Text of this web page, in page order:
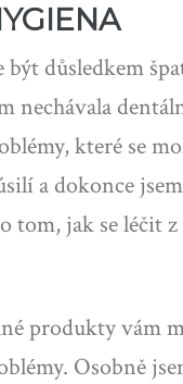
důsledkem
které se
a dokonce
tom, jak se léčit
produkty vám
Osobně